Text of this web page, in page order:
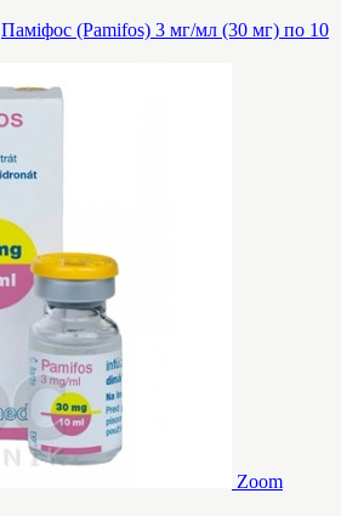
Паміфос (Pamifos) 3 мг/мл (30 мг) по 10
Zoom